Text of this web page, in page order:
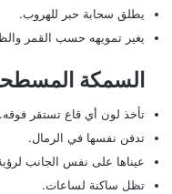
يطلق سحابة حبر للهروب.
يغير تمويهه حسب القمر
السمكة
تأخذ لون أي قاع تستقر فوقه.
تدفن نفسها في الرمال.
عيناها على نفس الجانب
تظل ساكنة لساعات.